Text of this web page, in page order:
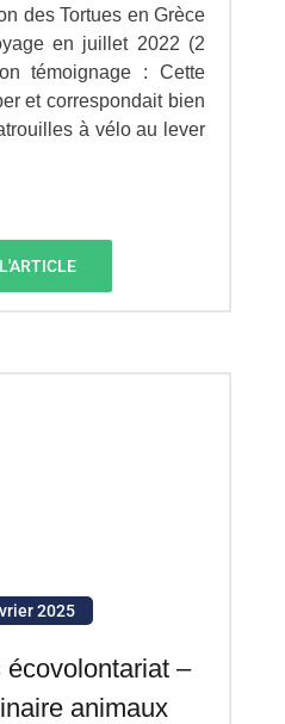
des Tortues en Grèce
en juillet 2022 (2
témoignage : Cette
et correspondait bien
à vélo au lever
2025
–
animaux